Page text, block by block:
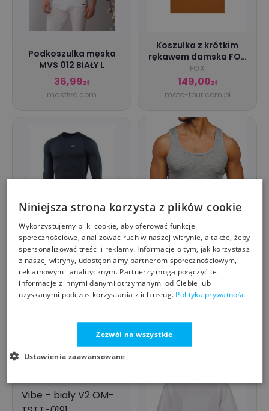
Podkoszulka męska
MVS 012 BIAŁY L
36,99zł
mastivo.com
Koszulka z krótkim
rękawem damska FOX
Absolute brązowa
FOX
149,00zł
moto-tour.com.pl
M-Tac - Koszulka
termiczna Level I
Polartec - Dark Navy
Blue - 70032015
M-TAC
201,00
Podkoszulek męski
bawełniany basic
szary Denley Severino
ROCK HARD
29,99 zł
Niniejsza strona korzysta z plików cookie
Wykorzystujemy pliki cookie, aby oferować funkcje
społecznościowe, analizować ruch w naszej witrynie, a także, żeby
spersonalizować treści i reklamy. Informacje o tym, jak korzystasz
z naszej witryny, udostępniamy partnerom społecznościowym,
reklamowym i analitycznym. Partnerzy mogą połączyć te
informacje z innymi danymi otrzymanymi od Ciebie lub
uzyskanymi podczas korzystania z ich usług. Polityka prywatności
Zezwól na wszystkie
Ustawienia zaawansowane